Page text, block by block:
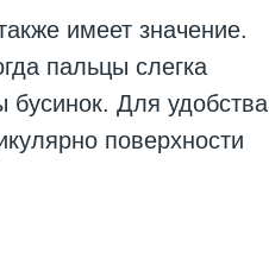
имеет значение.
пальцы слегка
Для удобства
поверхности